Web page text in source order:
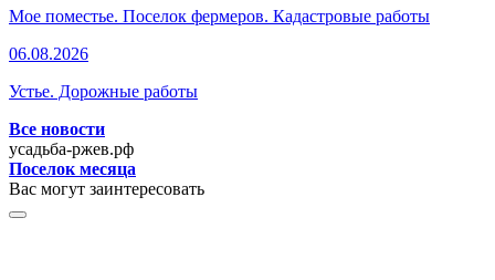
Мое поместье. Поселок фермеров. Кадастровые работы
06.08.2026
Устье. Дорожные работы
Все новости
усадьба-ржев.рф
Поселок месяца
Вас могут заинтересовать